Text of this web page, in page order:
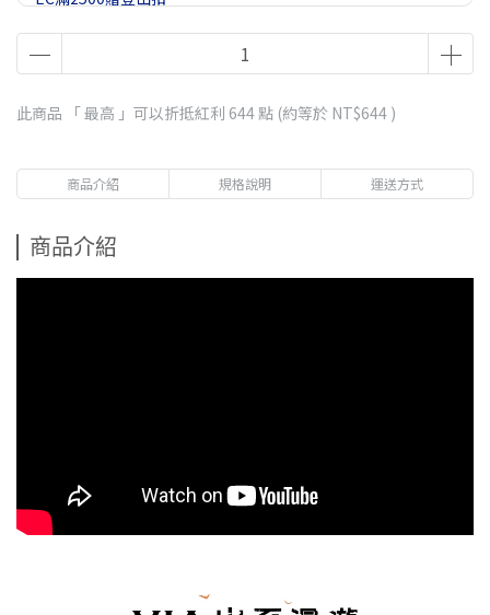
此商品 「 最高 」可以折抵紅利 644點 (約等於 NT$644 )
商品介紹 規格說明 運送方式
商品介紹